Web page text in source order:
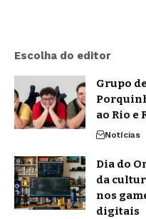
Escolha do editor
Grupo
ao Rio e
Notícias
Dia do
da
nos
digitais